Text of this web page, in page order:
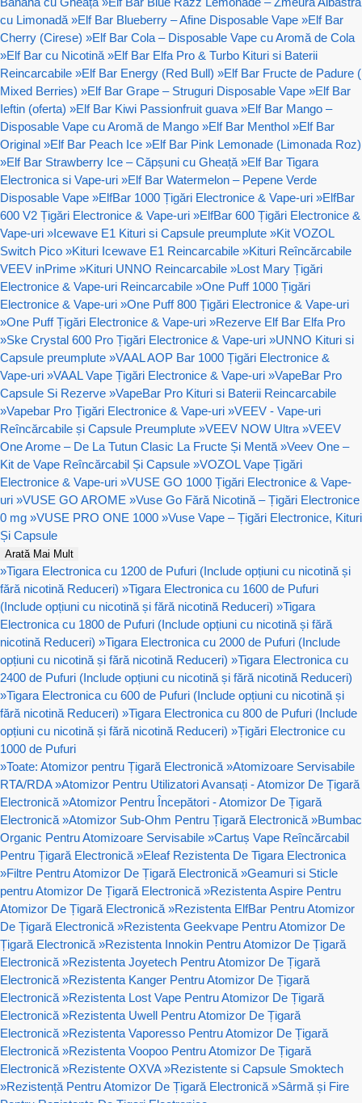
cu Limonadă »Elf Bar Blueberry – Afine Disposable Vape »Elf Bar
Cherry (Cirese) »Elf Bar Cola – Disposable Vape cu Aromă de Cola
»Elf Bar cu Nicotină »Elf Bar Elfa Pro & Turbo Kituri si Baterii
Reincarcabile »Elf Bar Energy (Red Bull) »Elf Bar Fructe de Padure (
Mixed Berries) »Elf Bar Grape – Struguri Disposable Vape »Elf Bar
Ieftin (oferta) »Elf Bar Kiwi Passionfruit guava »Elf Bar Mango –
Disposable Vape cu Aromă de Mango »Elf Bar Menthol »Elf Bar
Original »Elf Bar Peach Ice »Elf Bar Pink Lemonade (Limonada Roz)
»Elf Bar Strawberry Ice – Căpșuni cu Gheață »Elf Bar Tigara
Electronica si Vape-uri »Elf Bar Watermelon – Pepene Verde
Disposable Vape »ElfBar 1000 Țigări Electronice & Vape-uri »ElfBar
600 V2 Țigări Electronice & Vape-uri »ElfBar 600 Țigări Electronice &
Vape-uri »Icewave E1 Kituri si Capsule preumplute »Kit VOZOL
Switch Pico »Kituri Icewave E1 Reincarcabile »Kituri Reîncărcabile
VEEV inPrime »Kituri UNNO Reincarcabile »Lost Mary Țigări
Electronice & Vape-uri Reincarcabile »One Puff 1000 Țigări
Electronice & Vape-uri »One Puff 800 Țigări Electronice & Vape-uri
»One Puff Țigări Electronice & Vape-uri »Rezerve Elf Bar Elfa Pro
»Ske Crystal 600 Pro Țigări Electronice & Vape-uri »UNNO Kituri si
Capsule preumplute »VAAL AOP Bar 1000 Țigări Electronice &
Vape-uri »VAAL Vape Țigări Electronice & Vape-uri »VapeBar Pro
Capsule Si Rezerve »VapeBar Pro Kituri si Baterii Reincarcabile
»Vapebar Pro Țigări Electronice & Vape-uri »VEEV - Vape-uri
Reîncărcabile și Capsule Preumplute »VEEV NOW Ultra »VEEV
One Arome – De La Tutun Clasic La Fructe Și Mentă »Veev One –
Kit de Vape Reîncărcabil Și Capsule »VOZOL Vape Țigări
Electronice & Vape-uri »VUSE GO 1000 Țigări Electronice & Vape-
uri »VUSE GO AROME »Vuse Go Fără Nicotină – Țigări Electronice
0 mg »VUSE PRO ONE 1000 »Vuse Vape – Țigări Electronice, Kituri
Și Capsule
Arată Mai Mult
»Tigara Electronica cu 1200 de Pufuri (Include opțiuni cu nicotină și
fără nicotină Reduceri) »Tigara Electronica cu 1600 de Pufuri
(Include opțiuni cu nicotină și fără nicotină Reduceri) »Tigara
Electronica cu 1800 de Pufuri (Include opțiuni cu nicotină și fără
nicotină Reduceri) »Tigara Electronica cu 2000 de Pufuri (Include
opțiuni cu nicotină și fără nicotină Reduceri) »Tigara Electronica cu
2400 de Pufuri (Include opțiuni cu nicotină și fără nicotină Reduceri)
»Tigara Electronica cu 600 de Pufuri (Include opțiuni cu nicotină și
fără nicotină Reduceri) »Tigara Electronica cu 800 de Pufuri (Include
opțiuni cu nicotină și fără nicotină Reduceri) »Țigări Electronice cu
1000 de Pufuri
»Toate: Atomizor pentru Țigară Electronică »Atomizoare Servisabile
RTA/RDA »Atomizor Pentru Utilizatori Avansați - Atomizor De Țigară
Electronică »Atomizor Pentru Începători - Atomizor De Țigară
Electronică »Atomizor Sub-Ohm Pentru Țigară Electronică »Bumbac
Organic Pentru Atomizoare Servisabile »Cartuș Vape Reîncărcabil
Pentru Țigară Electronică »Eleaf Rezistenta De Tigara Electronica
»Filtre Pentru Atomizor De Țigară Electronică »Geamuri si Sticle
pentru Atomizor De Țigară Electronică »Rezistenta Aspire Pentru
Atomizor De Țigară Electronică »Rezistenta ElfBar Pentru Atomizor
De Țigară Electronică »Rezistenta Geekvape Pentru Atomizor De
Țigară Electronică »Rezistenta Innokin Pentru Atomizor De Țigară
Electronică »Rezistenta Joyetech Pentru Atomizor De Țigară
Electronică »Rezistenta Kanger Pentru Atomizor De Țigară
Electronică »Rezistenta Lost Vape Pentru Atomizor De Țigară
Electronică »Rezistenta Uwell Pentru Atomizor De Țigară
Electronică »Rezistenta Vaporesso Pentru Atomizor De Țigară
Electronică »Rezistenta Voopoo Pentru Atomizor De Țigară
Electronică »Rezistente OXVA »Rezistente si Capsule Smoktech
»Rezistență Pentru Atomizor De Țigară Electronică »Sârmă și Fire